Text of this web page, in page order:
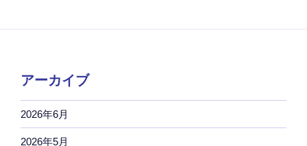
アーカイブ
2026年6月
2026年5月